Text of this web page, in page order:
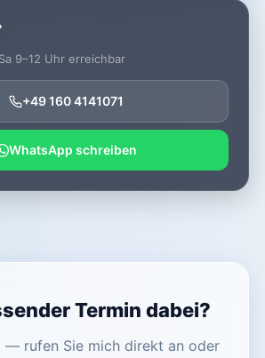
9–12 Uhr erreichbar
+49 160 4141071
WhatsApp schreiben
Termin dabei?
— rufen Sie mich direkt an oder